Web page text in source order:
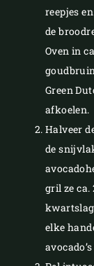
reepjes
de
Oven in
Green
afkoelen.
Halveer
de
gril ze ca.
elke